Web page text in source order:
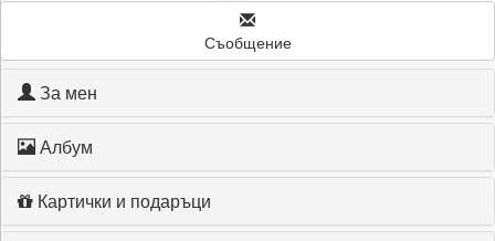
Съобщение
За мен
Албум
Картички и подаръци